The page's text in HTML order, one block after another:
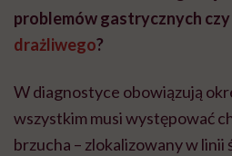
problemów gastrycznych czy
drażliwego?
W diagnostyce obowiązują
wszystkim musi występować
brzucha – zlokalizowany w linii